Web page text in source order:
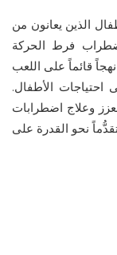
الذين يعانون من
فرط الحركة
اقائماعلى اللعب
احتياجات الأطفال.
وعلاج اضطرابات
انحو القدرة على